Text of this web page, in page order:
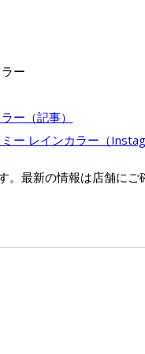
ー
ー（記事）
ー レインカラー（
最新の情報は店舗にご